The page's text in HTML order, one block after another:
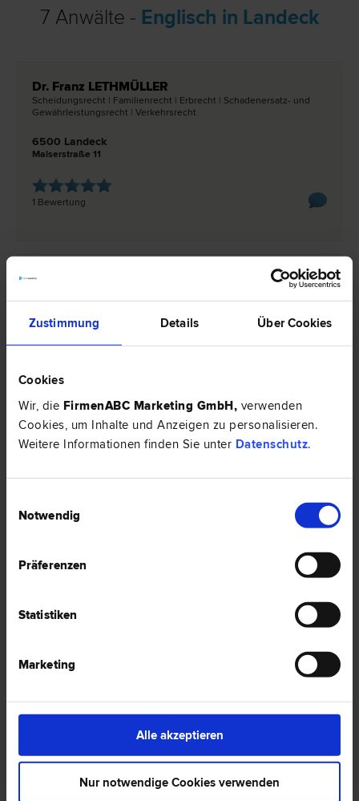
Zustimmung Details Über Cookies
Cookies
Wir, die FirmenABC Marketing GmbH, verwenden
Cookies, um Inhalte und Anzeigen zu personalisieren.
Weitere Informationen finden Sie unter Datenschutz.
Notwendig
Präferenzen
Statistiken
Marketing
Alle akzeptieren
Nur notwendige Cookies verwenden
7 Anwälte - Englisch in Landeck
Dr. Franz LETHMÜLLER
Scheidungs­recht | Familien­recht | Erb­recht | Schadenersatz- und
Gewährleistungs­recht | Verkehrs­recht
6500 Landeck
Malserstraße 11
1 Bewertung
Dr. Otmar SCHIMANA
6500 Landeck
0 Bewertungen
6500 Landeck
Scheidungs­recht | Familien­recht | Verkehrs­recht | Bau­recht
0 Bewertungen